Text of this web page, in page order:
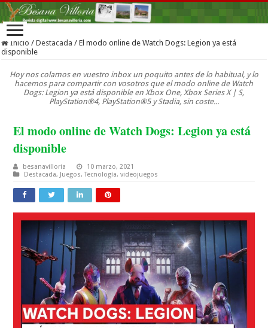
Inicio / Destacada / El modo online de Watch Dogs: Legion ya está
disponible
Hoy nos colamos en vuestro inbox un poquito antes de lo habitual, y lo
hacemos para compartir con vosotros que el modo online de Watch
Dogs: Legion ya está disponible en Xbox One, Xbox Series X | S,
PlayStation®4, PlayStation®5 y Stadia, sin coste...
El modo online de Watch Dogs: Legion ya está
disponible
besanavilloria
10 marzo, 2021
Destacada, Juegos,Tecnología,videojuegos